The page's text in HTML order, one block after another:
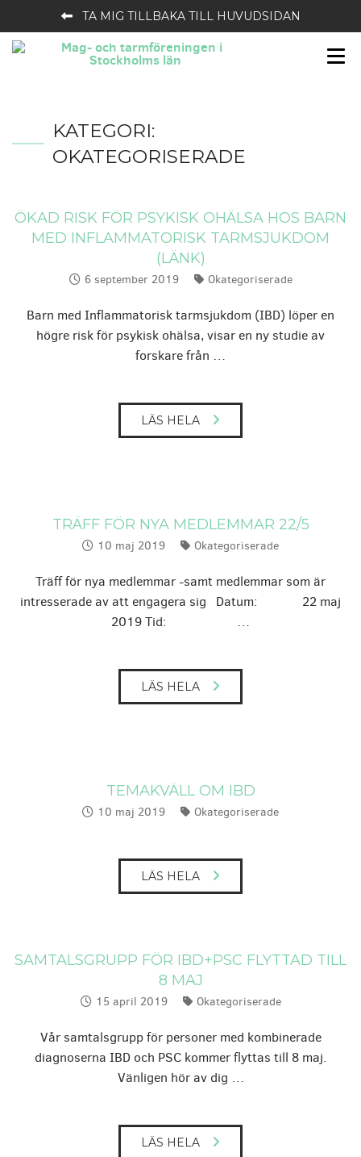
TA MIG TILLBAKA TILL HUVUDSIDAN
KATEGORI:
OKATEGORISERADE
ÖKAD RISK FÖR PSYKISK OHÄLSA HOS BARN
MED INFLAMMATORISK TARMSJUKDOM
(LÄNK)
Publicerat:
6 september 2019 Kategorier:
Okategoriserade
Barn med Inflammatorisk tarmsjukdom (IBD) löper en
högre risk för psykisk ohälsa, visar en ny studie av
forskare från …
LÄS HELA
TRÄFF FÖR NYA MEDLEMMAR 22/5
Publicerat:
10 maj 2019 Kategorier:
Okategoriserade
Träff för nya medlemmar -samt medlemmar som är
intresserade av att engagera sig Datum: 22 maj
2019 Tid: …
LÄS HELA
TEMAKVÄLL OM IBD
Publicerat:
10 maj 2019 Kategorier:
Okategoriserade
LÄS HELA
SAMTALSGRUPP FÖR IBD+PSC FLYTTAD TILL
8 MAJ
Publicerat:
15 april 2019 Kategorier:
Okategoriserade
Vår samtalsgrupp för personer med kombinerade
diagnoserna IBD och PSC kommer flyttas till 8 maj.
Vänligen hör av dig …
LÄS HELA